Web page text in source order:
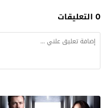
0 التعليقات